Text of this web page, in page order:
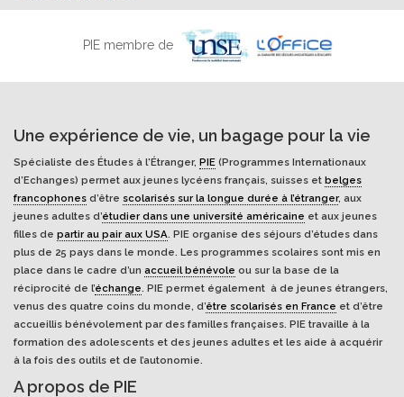
PIE membre de
Une expérience de vie, un bagage pour la vie
Spécialiste des Études à l'Étranger, PIE (Programmes Internationaux
d’Echanges) permet aux jeunes lycéens français, suisses et belges
francophones d’être scolarisés sur la longue durée à l’étranger, aux
jeunes adultes d’étudier dans une université américaine et aux jeunes
filles de partir au pair aux USA. PIE organise des séjours d’études dans
plus de 25 pays dans le monde. Les programmes scolaires sont mis en
place dans le cadre d’un accueil bénévole ou sur la base de la
réciprocité de l’échange. PIE permet également à de jeunes étrangers,
venus des quatre coins du monde, d’être scolarisés en France et d’être
accueillis bénévolement par des familles françaises. PIE travaille à la
formation des adolescents et des jeunes adultes et les aide à acquérir
à la fois des outils et de l’autonomie.
A propos de PIE